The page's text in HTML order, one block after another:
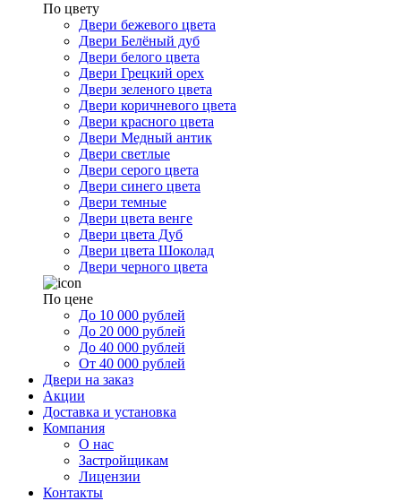
По цвету
Двери бежевого цвета
Двери Белёный дуб
Двери белого цвета
Двери Грецкий орех
Двери зеленого цвета
Двери коричневого цвета
Двери красного цвета
Двери Медный антик
Двери светлые
Двери серого цвета
Двери синего цвета
Двери темные
Двери цвета венге
Двери цвета Дуб
Двери цвета Шоколад
Двери черного цвета
По цене
До 10 000 рублей
До 20 000 рублей
До 40 000 рублей
От 40 000 рублей
Двери на заказ
Акции
Доставка и установка
Компания
О нас
Застройщикам
Лицензии
Контакты